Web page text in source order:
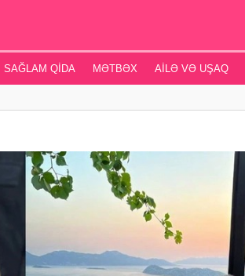
SAĞLAM QIDA MƏTBƏX AILƏ VƏ UŞAQ